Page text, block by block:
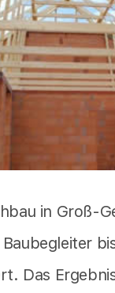
in Groß-
Das